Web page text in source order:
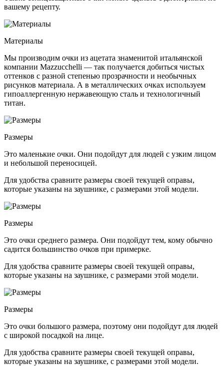
вашему рецепту.
Материалы
Мы производим очки из ацетата знаменитой итальянской
компании Mazzucchelli — так получается добиться чистых
оттенков с разной степенью прозрачности и необычных
рисунков материала. А в металлических очках используем
гипоаллергенную нержавеющую сталь и технологичный
титан.
Размеры
Это маленькие очки. Они подойдут для людей с узким лицом
и небольшой переносицей.
Для удобства сравните размеры своей текущей оправы,
которые указаны на заушнике, с размерами этой модели.
Размеры
Это очки среднего размера. Они подойдут тем, кому обычно
садится большинство очков при примерке.
Для удобства сравните размеры своей текущей оправы,
которые указаны на заушнике, с размерами этой модели.
Размеры
Это очки большого размера, поэтому они подойдут для людей
с широкой посадкой на лице.
Для удобства сравните размеры своей текущей оправы,
которые указаны на заушнике, с размерами этой модели.